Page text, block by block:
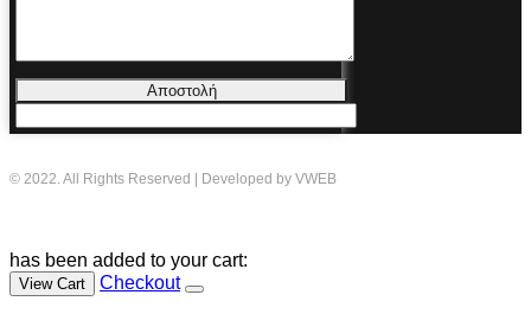
Αποστολή
© 2022. All Rights Reserved | Developed by VWEB
has been added to your cart:
View Cart Checkout